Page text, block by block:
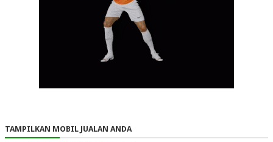
TAMPILKAN MOBIL JUALAN ANDA